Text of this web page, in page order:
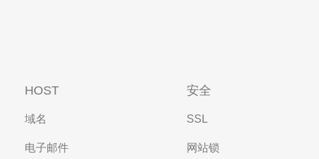
HOST
域名
电子邮件
安全
SSL
网站锁